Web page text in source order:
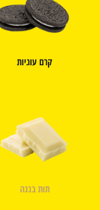
קרם עוגיות
תות בננה